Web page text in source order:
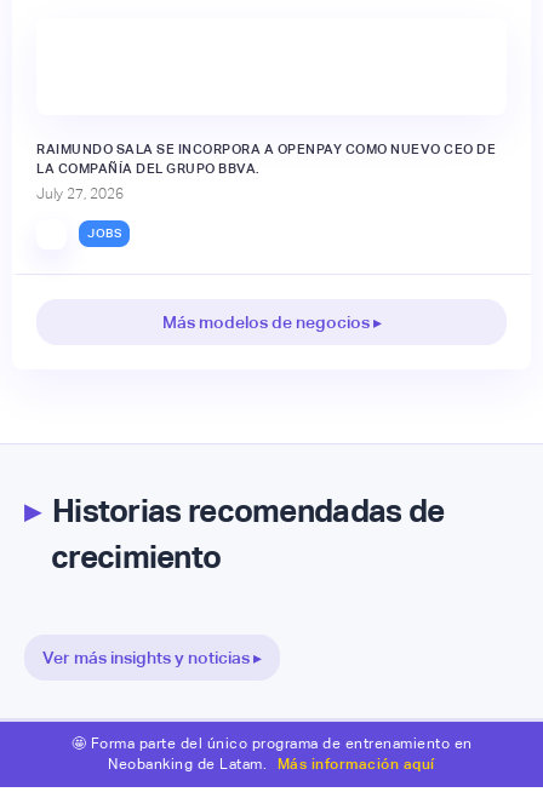
RAIMUNDO SALA SE INCORPORA A OPENPAY COMO NUEVO CEO DE
LA COMPAÑÍA DEL GRUPO BBVA.
July 27, 2026
JOBS
Más modelos de negocios ▸
▸Historias recomendadas de
crecimiento
Ver más insights y noticias ▸
🤩 Forma parte del único programa de entrenamiento en
Neobanking de Latam.
Más información aquí